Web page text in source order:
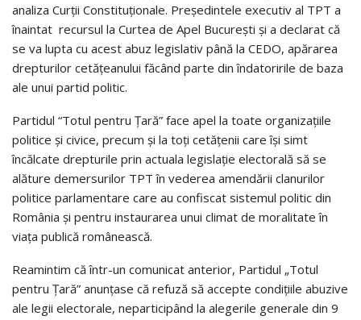
analiza Curții Constituționale. Președintele executiv al TPT a
înaintat recursul la Curtea de Apel București și a declarat că
se va lupta cu acest abuz legislativ până la CEDO, apărarea
drepturilor cetățeanului făcând parte din îndatoririle de baza
ale unui partid politic.
Partidul “Totul pentru Țară” face apel la toate organizațiile
politice și civice, precum și la toți cetățenii care își simt
încălcate drepturile prin actuala legislație electorală să se
alăture demersurilor TPT în vederea amendării clanurilor
politice parlamentare care au confiscat sistemul politic din
România și pentru instaurarea unui climat de moralitate în
viața publică românească.
Reamintim că într-un comunicat anterior, Partidul „Totul
pentru Țară” anunțase că refuză să accepte condițiile abuzive
ale legii electorale, neparticipând la alegerile generale din 9